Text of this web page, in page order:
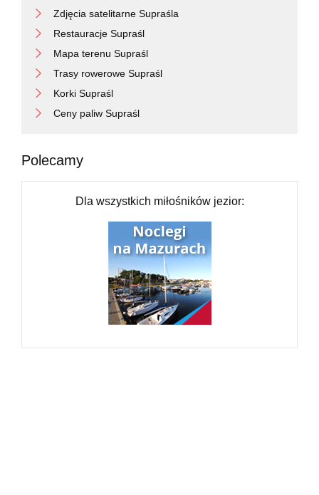
Zdjęcia satelitarne Supraśla
Restauracje Supraśl
Mapa terenu Supraśl
Trasy rowerowe Supraśl
Korki Supraśl
Ceny paliw Supraśl
Polecamy
Dla wszystkich miłośników jezior: